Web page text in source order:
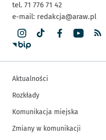
tel. 71 776 71 42
e-mail: redakcja@araw.pl
Aktualności
Rozkłady
Komunikacja miejska
Zmiany w komunikacji